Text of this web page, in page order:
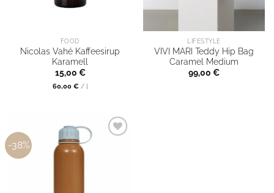
FOOD
Nicolas Vahé Kaffeesirup
Karamell
15,00 €
60,00 € / l
LIFESTYLE
VIVI MARI Teddy Hip Bag
Caramel Medium
99,00 €
-38%